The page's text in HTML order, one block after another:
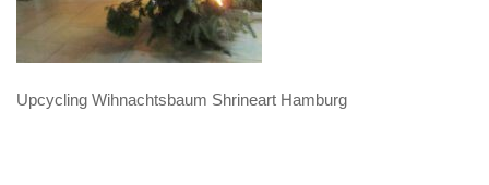
Upcycling Wihnachtsbaum Shrineart Hamburg